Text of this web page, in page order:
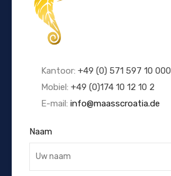
Kantoor: +49 (0) 571 597 10 000
Mobiel: +49 (0)174 10 12 10 2
E-mail: info@maasscroatia.de
Naam